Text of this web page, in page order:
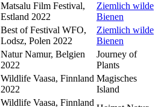
Matsalu Film Festival,
Estland 2022
Ziemlich wilde
Bienen
Best of Festival WFO,
Lodsz, Polen 2022
Ziemlich wilde
Bienen
Natur Namur, Belgien
2022
Journey of
Plants
Wildlife Vaasa, Finnland
2022
Magisches
Island
Wildlife Vaasa, Finnland